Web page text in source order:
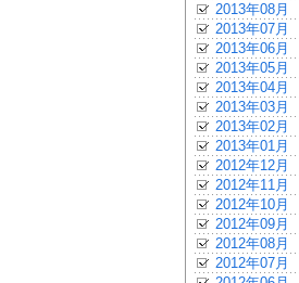
2013年08月
2013年07月
2013年06月
2013年05月
2013年04月
2013年03月
2013年02月
2013年01月
2012年12月
2012年11月
2012年10月
2012年09月
2012年08月
2012年07月